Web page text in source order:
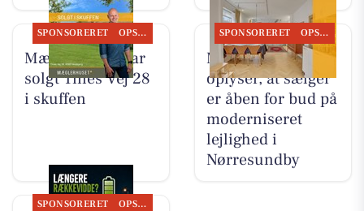
SPONSORERET OPSLAGSTAVLEN
Mæglerhuset har
solgt Tines Vej 28
i skuffen
SPONSORERET OPSLAGSTAVLEN
Mæglerhuset
oplyser, at sælger
er åben for bud på
moderniseret
lejlighed i
Nørresundby
SPONSORERET OPSLAGSTAVLEN